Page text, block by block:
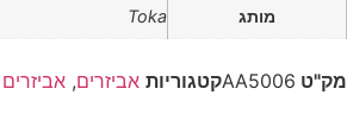
מותג Toka
מק"ט AA5006קטגוריות אביזרים,